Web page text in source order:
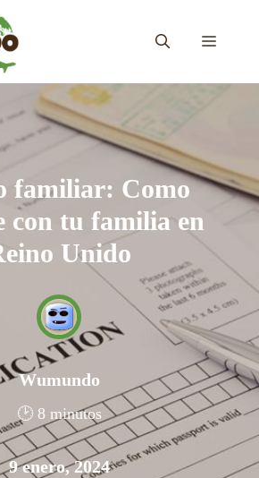
MENÚ
familiar: Como
con tu familia en
Unido
Wumundo
🕑 8 minutos
9 enero, 2024